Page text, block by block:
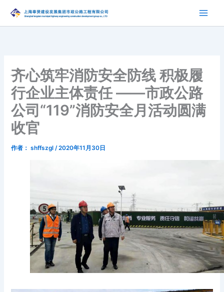
内
齐心筑牢消防安全防线 积极履
行企业主体责任 ——市政公路
公司“119”消防安全月活动圆满
收官
作者： shffszgl/2020年11月30日